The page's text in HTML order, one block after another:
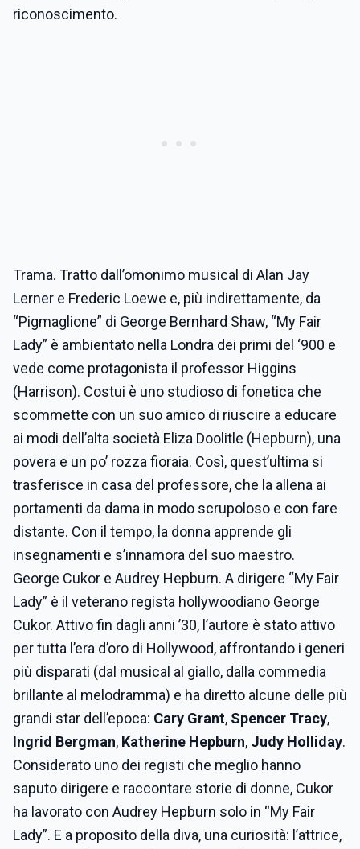
riconoscimento.
Trama. Tratto dall’omonimo musical di Alan Jay
Lerner e Frederic Loewe e, più indirettamente, da
“Pigmaglione” di George Bernhard Shaw, “My Fair
Lady” è ambientato nella Londra dei primi del ‘900 e
vede come protagonista il professor Higgins
(Harrison). Costui è uno studioso di fonetica che
scommette con un suo amico di riuscire a educare
ai modi dell’alta società Eliza Doolitle (Hepburn), una
povera e un po’ rozza fioraia. Così, quest’ultima si
trasferisce in casa del professore, che la allena ai
portamenti da dama in modo scrupoloso e con fare
distante. Con il tempo, la donna apprende gli
insegnamenti e s’innamora del suo maestro.
George Cukor e Audrey Hepburn. A dirigere “My Fair
Lady” è il veterano regista hollywoodiano George
Cukor. Attivo fin dagli anni ’30, l’autore è stato attivo
per tutta l’era d’oro di Hollywood, affrontando i generi
più disparati (dal musical al giallo, dalla commedia
brillante al melodramma) e ha diretto alcune delle più
grandi star dell’epoca: Cary Grant, Spencer Tracy,
Ingrid Bergman, Katherine Hepburn, Judy Holliday.
Considerato uno dei registi che meglio hanno
saputo dirigere e raccontare storie di donne, Cukor
ha lavorato con Audrey Hepburn solo in “My Fair
Lady”. E a proposito della diva, una curiosità: l’attrice,